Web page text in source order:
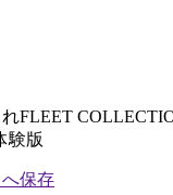
FLEET
験版